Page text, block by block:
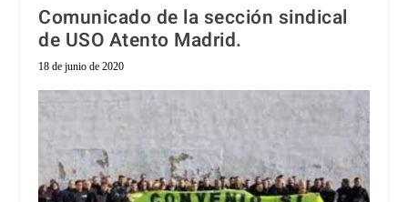
Comunicado de la sección sindical
de USO Atento Madrid.
18 de junio de 2020